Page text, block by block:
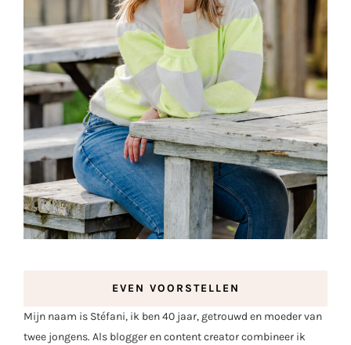
EVEN VOORSTELLEN
Mijn naam is Stéfani, ik ben 40 jaar, getrouwd en moeder van
twee jongens. Als blogger en content creator combineer ik